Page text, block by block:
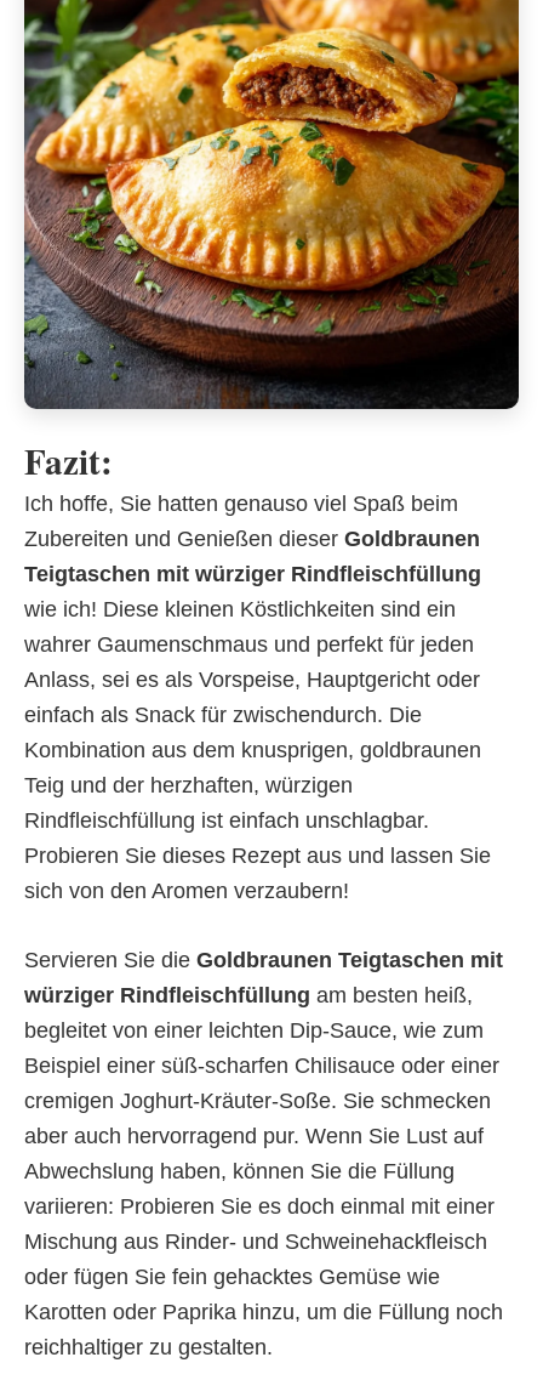
Fazit:
Ich hoffe, Sie hatten genauso viel Spaß beim
Zubereiten und Genießen dieser Goldbraunen
Teigtaschen mit würziger Rindfleischfüllung
wie ich! Diese kleinen Köstlichkeiten sind ein
wahrer Gaumenschmaus und perfekt für jeden
Anlass, sei es als Vorspeise, Hauptgericht oder
einfach als Snack für zwischendurch. Die
Kombination aus dem knusprigen, goldbraunen
Teig und der herzhaften, würzigen
Rindfleischfüllung ist einfach unschlagbar.
Probieren Sie dieses Rezept aus und lassen Sie
sich von den Aromen verzaubern!
Servieren Sie die Goldbraunen Teigtaschen mit
würziger Rindfleischfüllung am besten heiß,
begleitet von einer leichten Dip-Sauce, wie zum
Beispiel einer süß-scharfen Chilisauce oder einer
cremigen Joghurt-Kräuter-Soße. Sie schmecken
aber auch hervorragend pur. Wenn Sie Lust auf
Abwechslung haben, können Sie die Füllung
variieren: Probieren Sie es doch einmal mit einer
Mischung aus Rinder- und Schweinehackfleisch
oder fügen Sie fein gehacktes Gemüse wie
Karotten oder Paprika hinzu, um die Füllung noch
reichhaltiger zu gestalten.